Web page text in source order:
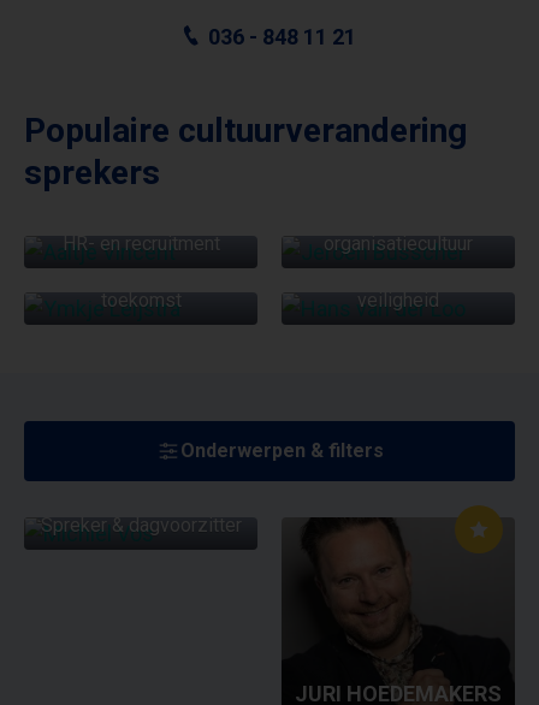
036 - 848 11 21
Populaire cultuurverandering
sprekers
HR- en recruitment
organisatiecultuur
YMKJE LEIJSTRA
Leiderschap van de
toekomst
Sociale en
psychologische
veiligheid
Onderwerpen & filters
Spreker & dagvoorzitter
JURI HOEDEMAKERS